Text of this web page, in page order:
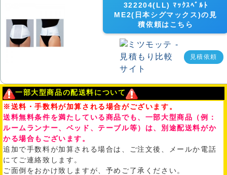
322204(LL) ﾏｯｸｽﾍﾞﾙﾄ
ME2(日本シグマックス)の見
積依頼はこちら
見積依頼
一部大型商品の配送料について
※送料・手数料が加算される場合がございます。
送料無料条件を満たしている商品でも、一部大型商品（例：
ルームランナー、ベッド、テーブル等）は、別途配送料がか
かる場合もございます。
追加で手数料が加算される場合は、ご注文後、メールか電話
にてご連絡致します。
ご面倒をおかけ致しますが、予めご了承ください。